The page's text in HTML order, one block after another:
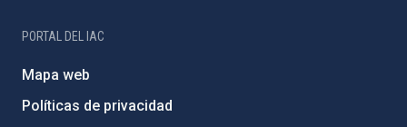
PORTAL DEL IAC
Mapa web
Políticas de privacidad